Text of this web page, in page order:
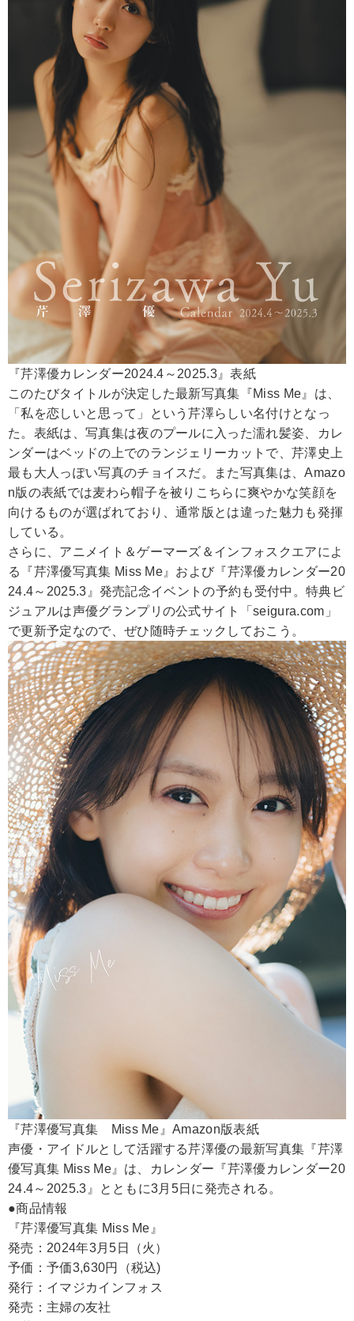
『芹澤優カレンダー2024.4～2025.3』表紙
このたびタイトルが決定した最新写真集『Miss Me』は、
「私を恋しいと思って」という芹澤らしい名付けとなっ
た。表紙は、写真集は夜のプールに入った濡れ髪姿、カレ
ンダーはベッドの上でのランジェリーカットで、芹澤史上
最も大人っぽい写真のチョイスだ。また写真集は、Amazo
n版の表紙では麦わら帽子を被りこちらに爽やかな笑顔を
向けるものが選ばれており、通常版とは違った魅力も発揮
している。
さらに、アニメイト＆ゲーマーズ＆インフォスクエアによ
る『芹澤優写真集 Miss Me』および『芹澤優カレンダー20
24.4～2025.3』発売記念イベントの予約も受付中。特典ビ
ジュアルは声優グランプリの公式サイト「seigura.com」
で更新予定なので、ぜひ随時チェックしておこう。
『芹澤優写真集 Miss Me』Amazon版表紙
声優・アイドルとして活躍する芹澤優の最新写真集『芹澤
優写真集 Miss Me』は、カレンダー『芹澤優カレンダー20
24.4～2025.3』とともに3月5日に発売される。
●商品情報
『芹澤優写真集 Miss Me』
発売：2024年3月5日（火）
予価：予価3,630円（税込)
発行：イマジカインフォス
発売：主婦の友社